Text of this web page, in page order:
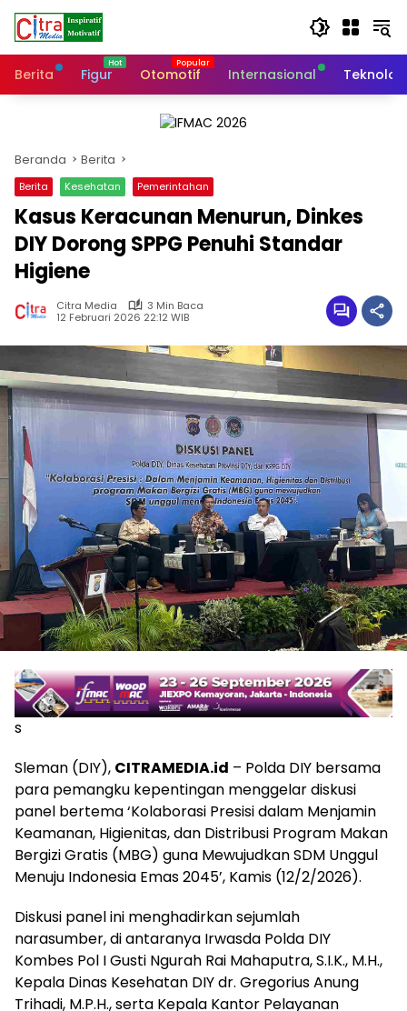
Langsung
konten
Berita
Figur Otomotif Internasional
Beranda Berita
Berita Kesehatan Pemerintahan
Kasus Keracunan Menurun, Dinkes
DIY Dorong SPPG Penuhi Standar
Higiene
Citra Media
3 Min Baca
12 Februari 2026 22:12 WIB
s
Sleman (DIY), CITRAMEDIA.id – Polda DIY bersama
para pemangku kepentingan menggelar diskusi
panel bertema ‘Kolaborasi Presisi dalam Menjamin
Keamanan, Higienitas, dan Distribusi Program Makan
Bergizi Gratis (MBG) guna Mewujudkan SDM Unggul
Menuju Indonesia Emas 2045’, Kamis (12/2/2026).
Diskusi panel ini menghadirkan sejumlah
narasumber, di antaranya Irwasda Polda DIY
Kombes Pol I Gusti Ngurah Rai Mahaputra, S.I.K., M.H.,
Kepala Dinas Kesehatan DIY dr. Gregorius Anung
Trihadi, M.P.H., serta Kepala Kantor Pelayanan